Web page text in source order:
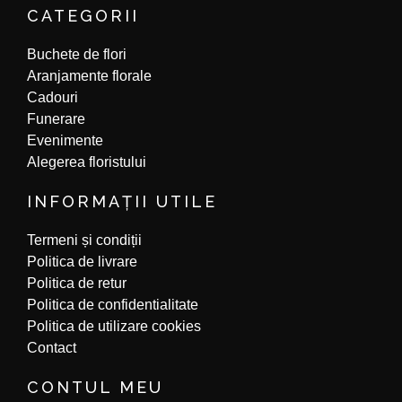
a
c
b
o
o
k
n
s
a
g
r
a
m
CATEGORII
Buchete de flori
Aranjamente florale
Cadouri
Funerare
Evenimente
Alegerea floristului
INFORMAȚII UTILE
Termeni și condiții
Politica de livrare
Politica de retur
Politica de confidentialitate
Politica de utilizare cookies
Contact
CONTUL MEU